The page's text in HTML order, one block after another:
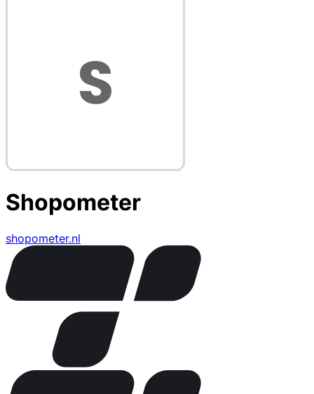
Shopometer
shopometer.nl